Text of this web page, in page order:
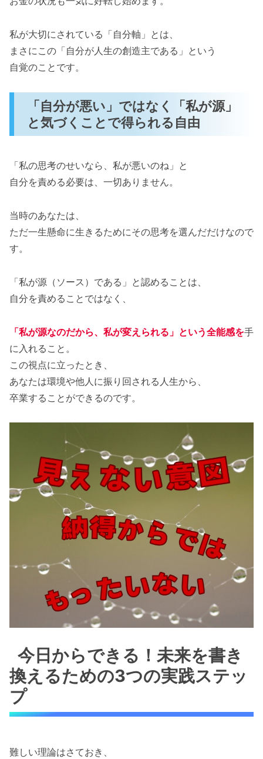
私が大切にされている「自分軸」とは、
まさにこの「自分が人生の創造主である」という
自覚のことです。
「自分が悪い」ではなく「私が源」
と気づくことで得られる自由
「私の思考のせいなら、私が悪いのね」と
自分を責める必要は、一切ありません。
当時のあなたは、
ただ一生懸命に生きるためにその思考を選んだだけなので
す。
「私が源（ソース）である」と認めることは、
自分を責めることではなく、
「私が源なのだから、私が変えられる」という全能感を手
に入れること。
この視点に立ったとき、
あなたは環境や他人に振り回される人生から、
卒業することができるのです。
今日からできる！未来を書き
換えるための3つの実践ステッ
プ
難しい理論はさておき、